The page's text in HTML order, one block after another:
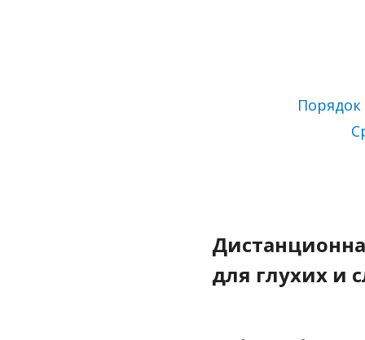
для глухих и